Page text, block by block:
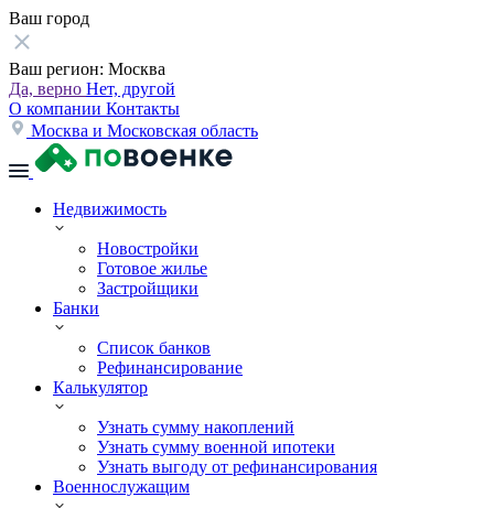
Ваш город
Ваш регион: Москва
Да, верно Нет, другой
О компании Контакты
Москва и Московская область
Недвижимость
Новостройки
Готовое жилье
Застройщики
Банки
Список банков
Рефинансирование
Калькулятор
Узнать сумму накоплений
Узнать сумму военной ипотеки
Узнать выгоду от рефинансирования
Военнослужащим